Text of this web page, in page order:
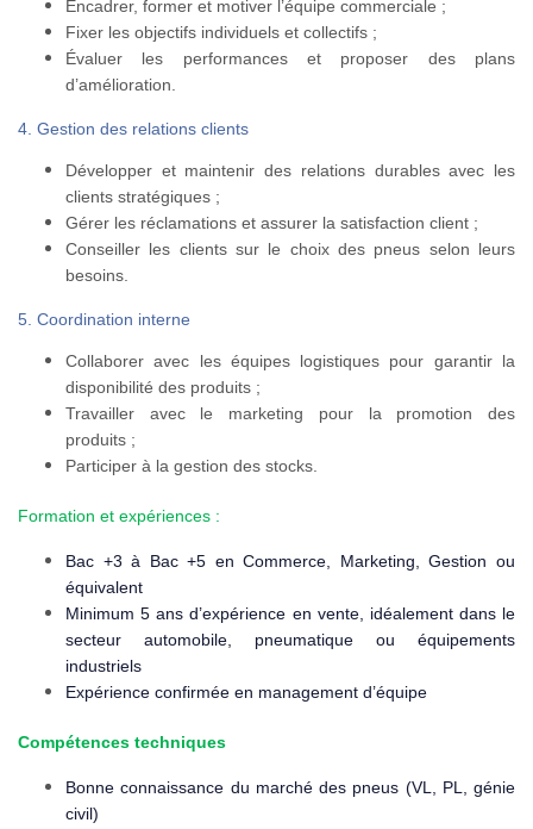
Encadrer, former et motiver l’équipe commerciale ;
Fixer les objectifs individuels et collectifs ;
Évaluer les performances et proposer des plans
d’amélioration.
4. Gestion des relations clients
Développer et maintenir des relations durables avec les
clients stratégiques ;
Gérer les réclamations et assurer la satisfaction client ;
Conseiller les clients sur le choix des pneus selon leurs
besoins.
5. Coordination interne
Collaborer avec les équipes logistiques pour garantir la
disponibilité des produits ;
Travailler avec le marketing pour la promotion des
produits ;
Participer à la gestion des stocks.
Formation et expériences :
Bac +3 à Bac +5 en Commerce, Marketing, Gestion ou
équivalent
Minimum 5 ans d’expérience en vente, idéalement dans le
secteur automobile, pneumatique ou équipements
industriels
Expérience confirmée en management d’équipe
Compétences techniques
Bonne connaissance du marché des pneus (VL, PL, génie
civil)